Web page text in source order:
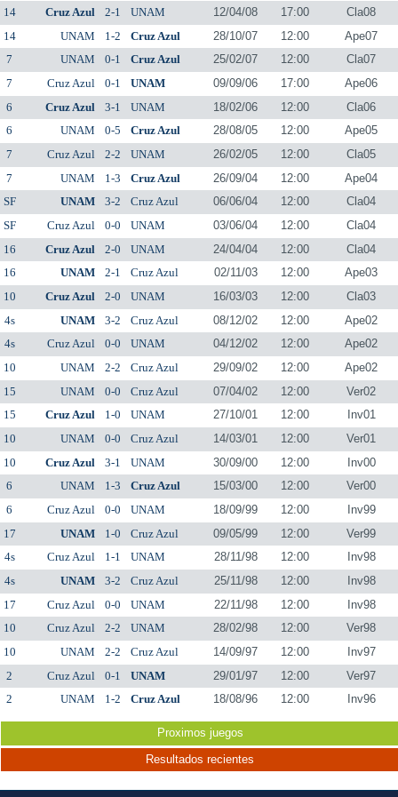
14
Cruz Azul 2-1 UNAM 12/04/08 17:00
Cla08
14
UNAM 1-2 Cruz Azul 28/10/07 12:00
Ape07
7
UNAM 0-1 Cruz Azul 25/02/07 12:00
Cla07
7
Cruz Azul 0-1 UNAM 09/09/06 17:00
Ape06
6
Cruz Azul 3-1 UNAM 18/02/06 12:00
Cla06
6
UNAM 0-5 Cruz Azul 28/08/05 12:00
Ape05
7
Cruz Azul 2-2 UNAM 26/02/05 12:00
Cla05
7
UNAM 1-3 Cruz Azul 26/09/04 12:00
Ape04
SF
UNAM 3-2 Cruz Azul 06/06/04 12:00
Cla04
SF
Cruz Azul 0-0 UNAM 03/06/04 12:00
Cla04
16
Cruz Azul 2-0 UNAM 24/04/04 12:00
Cla04
16
UNAM 2-1 Cruz Azul 02/11/03 12:00
Ape03
10
Cruz Azul 2-0 UNAM 16/03/03 12:00
Cla03
4s
UNAM 3-2 Cruz Azul 08/12/02 12:00
Ape02
4s
Cruz Azul 0-0 UNAM 04/12/02 12:00
Ape02
10
UNAM 2-2 Cruz Azul 29/09/02 12:00
Ape02
15
UNAM 0-0 Cruz Azul 07/04/02 12:00
Ver02
15
Cruz Azul 1-0 UNAM 27/10/01 12:00
Inv01
10
UNAM 0-0 Cruz Azul 14/03/01 12:00
Ver01
10
Cruz Azul 3-1 UNAM 30/09/00 12:00
Inv00
6
UNAM 1-3 Cruz Azul 15/03/00 12:00
Ver00
6
Cruz Azul 0-0 UNAM 18/09/99 12:00
Inv99
17
UNAM 1-0 Cruz Azul 09/05/99 12:00
Ver99
4s
Cruz Azul 1-1 UNAM 28/11/98 12:00
Inv98
4s
UNAM 3-2 Cruz Azul 25/11/98 12:00
Inv98
17
Cruz Azul 0-0 UNAM 22/11/98 12:00
Inv98
10
Cruz Azul 2-2 UNAM 28/02/98 12:00
Ver98
10
UNAM 2-2 Cruz Azul 14/09/97 12:00
Inv97
2
Cruz Azul 0-1 UNAM 29/01/97 12:00
Ver97
2
UNAM 1-2 Cruz Azul 18/08/96 12:00 Inv96
Proximos juegos
Resultados recientes